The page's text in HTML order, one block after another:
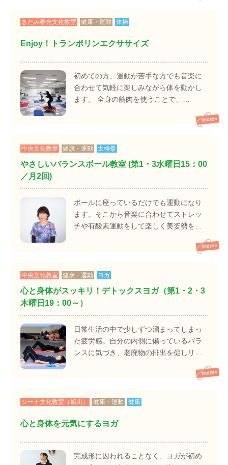
きたみ春光文化教室 健康・運動 体操
Enjoy！トランポリンエクササイズ
初めての方、運動が苦手な方でも音楽に
合わせて気軽に楽しみながら体を動かし
ます。 全身の筋肉を使うことで、…
中央文化教室 健康・運動 太極拳
やさしいバランスボール教室 (第1・3水曜日15：00
／月2回)
ボールに座っているだけでも運動になり
ます。そこから音楽に合わせてストレッ
チや有酸素運動をして楽しく美姿勢を…
中央文化教室 健康・運動 ヨガ
心と身体がスッキリ！デトックスヨガ（第1・2・3
木曜日19：00～）
日常生活の中で少しずつ溜まってしまっ
た疲労感。自分の内側に備っているバラ
ンスに気づき、老廃物の排出を促しリ…
シーナ文化教室（旭川） 健康・運動 健康
心と身体を元気にするヨガ
完成形に囚われることなく、ヨガが初め